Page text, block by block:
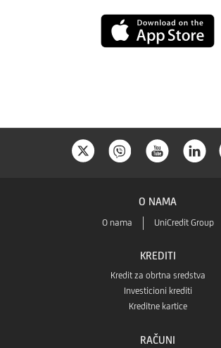
App
O NAMA
O nama UniCredit Group
KREDITI
Kredit za obrtna sredstva
Investicioni krediti
Kreditne kartice
RAČUNI